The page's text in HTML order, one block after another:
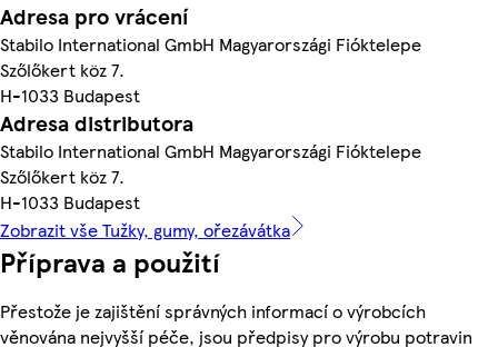
Adresa pro vrácení
Stabilo International GmbH Magyarországi Fióktelepe
Szőlőkert köz 7.
H-1033 Budapest
Adresa distributora
Stabilo International GmbH Magyarországi Fióktelepe
Szőlőkert köz 7.
H-1033 Budapest
Zobrazit vše Tužky, gumy, ořezávátka
Příprava a použití
Přestože je zajištění správných informací o výrobcích
věnována nejvyšší péče, jsou předpisy pro výrobu potravin